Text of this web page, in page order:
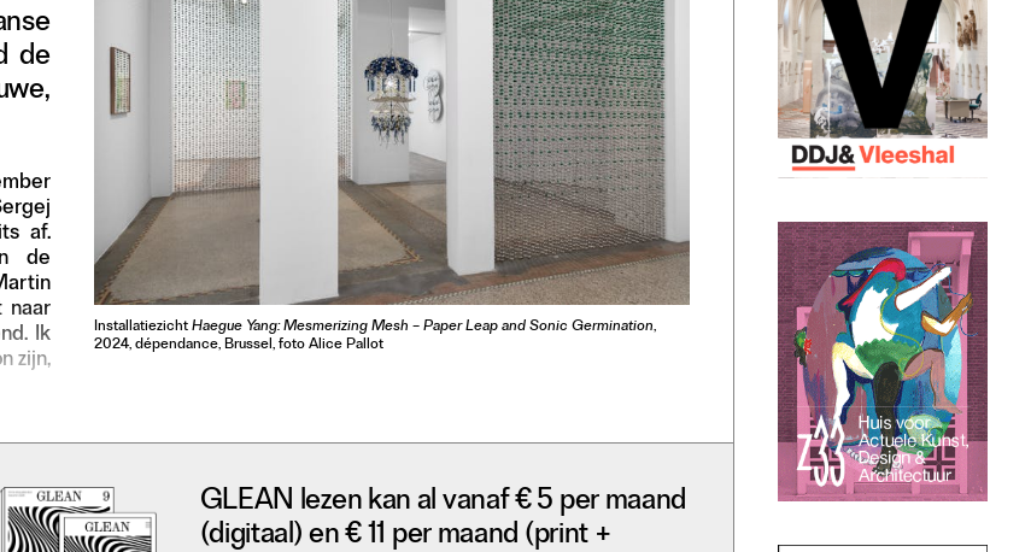
de
af.
de
naar
Ik
zijn,
InstallatiezichtHaegue Yang: Mesmerizing Mesh – Paper Leap and Sonic Germination,
2024, dépendance, Brussel, foto Alice Pallot
GLEAN lezen kan al vanaf € 5 per maand
(digitaal) en € 11 per maand (print +